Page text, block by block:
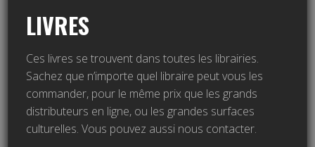
LIVRES
Ces livres se trouvent dans toutes les librairies.
Sachez que n’importe quel libraire peut vous les
commander, pour le même prix que les grands
distributeurs en ligne, ou les grandes surfaces
culturelles. Vous pouvez aussi nous contacter.